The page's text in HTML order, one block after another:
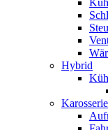
Hybrid
Karosserie